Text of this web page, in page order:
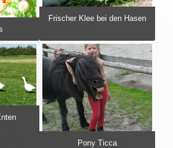
Frischer Klee bei den Hasen
Pony Ticca